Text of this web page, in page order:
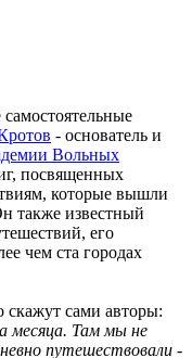
- основатель и
Вольных
посвященных
которые вышли
также известный
его
чем ста городах
скажут сами авторы:
месяца. Там мы не
путешествовали -